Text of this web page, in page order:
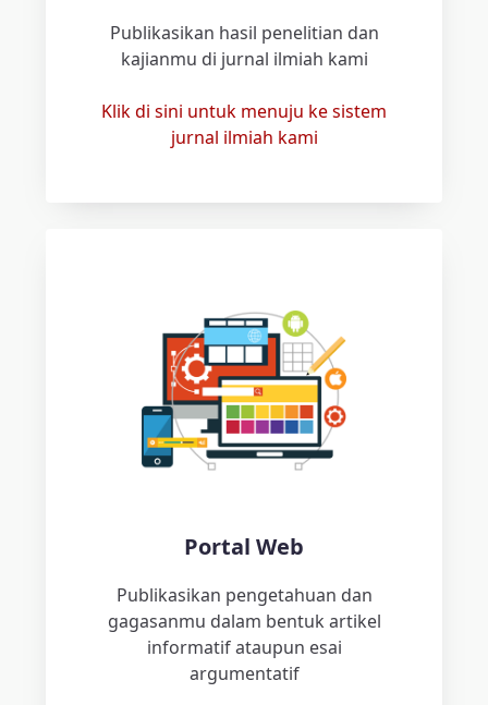
Publikasikan hasil penelitian dan
kajianmu di jurnal ilmiah kami
Klik di sini untuk menuju ke sistem
jurnal ilmiah kami
Portal Web
Publikasikan pengetahuan dan
gagasanmu dalam bentuk artikel
informatif ataupun esai
argumentatif